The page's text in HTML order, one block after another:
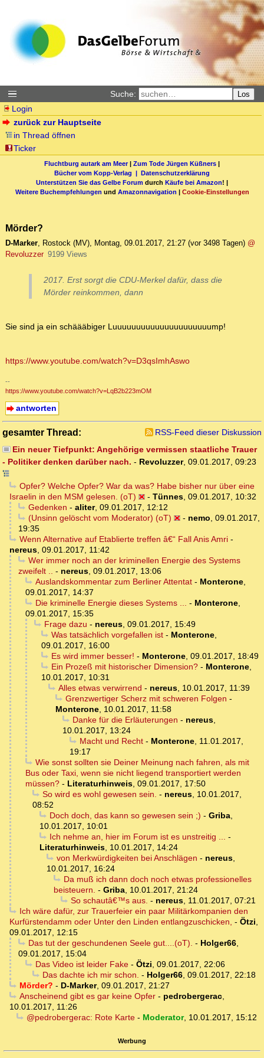
Suche: Los
Login
zurück zur Hauptseite
in Thread öffnen
Ticker
Fluchtburg autark am Meer| Zum Tode Jürgen Küßners |
Bücher vom Kopp-Verlag | Datenschutzerklärung
Unterstützen Sie das Gelbe Forum durch Käufe bei Amazon! |
Weitere Buchempfehlungen und Amazonnavigation | Cookie-Einstellungen
Mörder?
D-Marker, Rostock (MV), Montag, 09.01.2017, 21:27 (vor 3498 Tagen) @
Revoluzzer 9199 Views
2017. Erst sorgt die CDU-Merkel dafür, dass die
Mörder reinkommen, dann
Sie sind ja ein schäääbiger Luuuuuuuuuuuuuuuuuuuuump!
https://www.youtube.com/watch?v=D3qsImhAswo
--
https://www.youtube.com/watch?v=LqB2b223mOM
antworten
gesamter Thread:
RSS-Feed dieser Diskussion
Ein neuer Tiefpunkt: Angehörige vermissen staatliche Trauer
- Politiker denken darüber nach. - Revoluzzer, 09.01.2017, 09:23
Opfer? Welche Opfer? War da was? Habe bisher nur über eine
Israelin in den MSM gelesen. (oT)
- Tünnes, 09.01.2017, 10:32
Gedenken - aliter, 09.01.2017, 12:12
(Unsinn gelöscht vom Moderator) (oT)
- nemo, 09.01.2017,
19:35
Wenn Alternative auf Etablierte treffen â€“ Fall Anis Amri-
nereus, 09.01.2017, 11:42
Wer immer noch an der kriminellen Energie des Systems
zweifelt .. - nereus, 09.01.2017, 13:06
Auslandskommentar zum Berliner Attentat- Monterone,
09.01.2017, 14:37
Die kriminelle Energie dieses Systems ... - Monterone,
09.01.2017, 15:35
Frage dazu - nereus, 09.01.2017, 15:49
Was tatsächlich vorgefallen ist- Monterone,
09.01.2017, 16:00
Es wird immer besser! - Monterone, 09.01.2017, 18:49
Ein Prozeß mit historischer Dimension?- Monterone,
10.01.2017, 10:31
Alles etwas verwirrend - nereus, 10.01.2017, 11:39
Grenzwertiger Scherz mit schweren Folgen -
Monterone, 10.01.2017, 11:58
Danke für die Erläuterungen - nereus,
10.01.2017, 13:24
Macht und Recht- Monterone, 11.01.2017,
19:17
Wie sonst sollten sie Deiner Meinung nach fahren, als mit
Bus oder Taxi, wenn sie nicht liegend transportiert werden
müssen? - Literaturhinweis, 09.01.2017, 17:50
So wird es wohl gewesen sein. - nereus, 10.01.2017,
08:52
Doch doch, das kann so gewesen sein ;) - Griba,
10.01.2017, 10:01
Ich nehme an, hier im Forum ist es unstreitig ... -
Literaturhinweis, 10.01.2017, 14:24
von Merkwürdigkeiten bei Anschlägen - nereus,
10.01.2017, 16:24
Da muß ich dann doch noch etwas professionelles
beisteuern. - Griba, 10.01.2017, 21:24
So schautâ€™s aus. - nereus, 11.01.2017, 07:21
Ich wäre dafür, zur Trauerfeier ein paar Militärkompanien den
Kurfürstendamm oder Unter den Linden entlangzuschicken, - Ötzi,
09.01.2017, 12:15
Das tut der geschundenen Seele gut....(oT). - Holger66,
09.01.2017, 15:04
Das Video ist leider Fake- Ötzi, 09.01.2017, 22:06
Das dachte ich mir schon. - Holger66, 09.01.2017, 22:18
Mörder? - D-Marker, 09.01.2017, 21:27
Anscheinend gibt es gar keine Opfer- pedrobergerac,
10.01.2017, 11:26
@pedrobergerac: Rote Karte- Moderator, 10.01.2017, 15:12
Werbung